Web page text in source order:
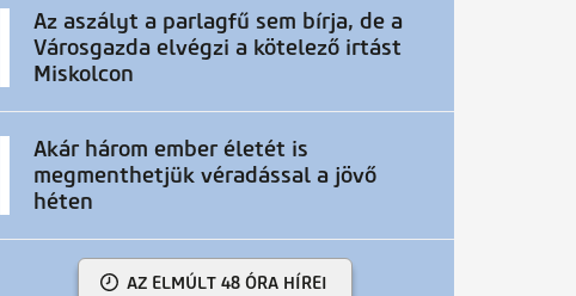
Az aszályt a parlagfű sem bírja, de a
Városgazda elvégzi a kötelező irtást
Miskolcon
Akár három ember életét is
megmenthetjük véradással a jövő
héten
AZ ELMÚLT 48 ÓRA HÍREI